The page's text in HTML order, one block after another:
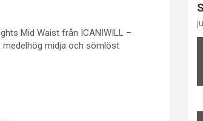
Mid Waist från ICANIWILL –
medelhög midja och sömlöst